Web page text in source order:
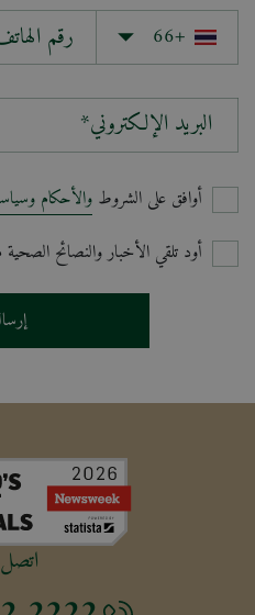
البريد الإلكتروني*
أوافق على الشروط والأحكام
أود تلقي الأخبار والنصائح